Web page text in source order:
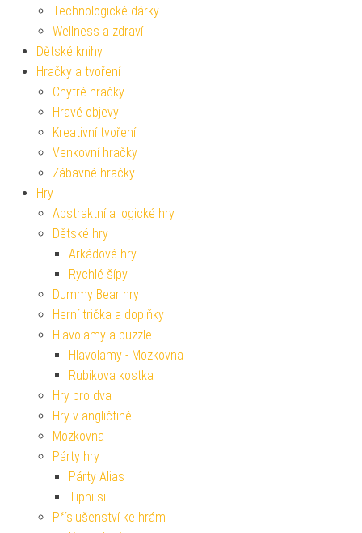
Technologické dárky
Wellness a zdraví
Dětské knihy
Hračky a tvoření
Chytré hračky
Hravé objevy
Kreativní tvoření
Venkovní hračky
Zábavné hračky
Hry
Abstraktní a logické hry
Dětské hry
Arkádové hry
Rychlé šípy
Dummy Bear hry
Herní trička a doplňky
Hlavolamy a puzzle
Hlavolamy - Mozkovna
Rubikova kostka
Hry pro dva
Hry v angličtině
Mozkovna
Párty hry
Párty Alias
Tipni si
Příslušenství ke hrám